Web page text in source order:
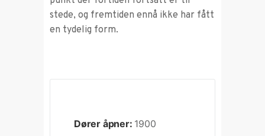
stede, og fremtiden ennå ikke har fått
en tydelig form.
Dører åpner: 1900